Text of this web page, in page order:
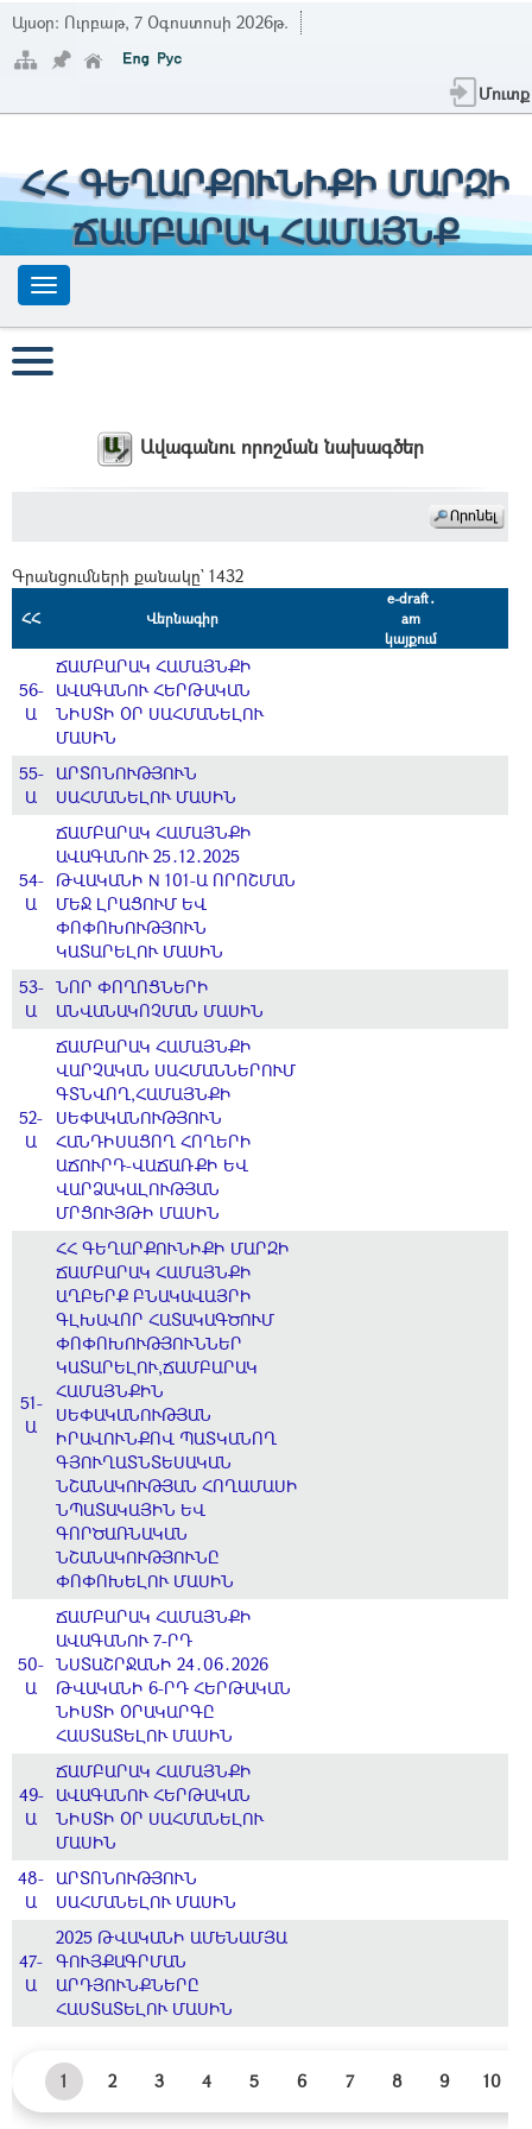
Այսօր: Ուրբաթ, 7 Օգոստոսի 2026թ.
Մուտք
ՀՀ ԳԵՂԱՐՔՈՒՆԻՔԻ ՄԱՐԶԻ
ՃԱՄԲԱՐԱԿ ՀԱՄԱՅՆՔ
Ավագանու որոշման նախագծեր
Գրանցումների քանակը` 1432
ՀՀ Վերնագիր
e-draft․
am
կայքում
56-
Ա
ՃԱՄԲԱՐԱԿ ՀԱՄԱՅՆՔԻ
ԱՎԱԳԱՆՈՒ ՀԵՐԹԱԿԱՆ
ՆԻՍՏԻ ՕՐ ՍԱՀՄԱՆԵԼՈՒ
ՄԱՍԻՆ
55-
Ա
ԱՐՏՈՆՈՒԹՅՈՒՆ
ՍԱՀՄԱՆԵԼՈՒ ՄԱՍԻՆ
54-
Ա
ՃԱՄԲԱՐԱԿ ՀԱՄԱՅՆՔԻ
ԱՎԱԳԱՆՈՒ 25․12․2025
ԹՎԱԿԱՆԻ N 101-Ա ՈՐՈՇՄԱՆ
ՄԵՋ ԼՐԱՑՈՒՄ ԵՎ
ՓՈՓՈԽՈՒԹՅՈՒՆ
ԿԱՏԱՐԵԼՈՒ ՄԱՍԻՆ
53-
Ա
ՆՈՐ ՓՈՂՈՑՆԵՐԻ
ԱՆՎԱՆԱԿՈՉՄԱՆ ՄԱՍԻՆ
52-
Ա
ՃԱՄԲԱՐԱԿ ՀԱՄԱՅՆՔԻ
ՎԱՐՉԱԿԱՆ ՍԱՀՄԱՆՆԵՐՈՒՄ
ԳՏՆՎՈՂ,ՀԱՄԱՅՆՔԻ
ՍԵՓԱԿԱՆՈՒԹՅՈՒՆ
ՀԱՆԴԻՍԱՑՈՂ ՀՈՂԵՐԻ
ԱՃՈՒՐԴ-ՎԱՃԱՌՔԻ ԵՎ
ՎԱՐՁԱԿԱԼՈՒԹՅԱՆ
ՄՐՑՈՒՅԹԻ ՄԱՍԻՆ
51-
Ա
ՀՀ ԳԵՂԱՐՔՈՒՆԻՔԻ ՄԱՐԶԻ
ՃԱՄԲԱՐԱԿ ՀԱՄԱՅՆՔԻ
ԱՂԲԵՐՔ ԲՆԱԿԱՎԱՅՐԻ
ԳԼԽԱՎՈՐ ՀԱՏԱԿԱԳԾՈՒՄ
ՓՈՓՈԽՈՒԹՅՈՒՆՆԵՐ
ԿԱՏԱՐԵԼՈՒ,ՃԱՄԲԱՐԱԿ
ՀԱՄԱՅՆՔԻՆ
ՍԵՓԱԿԱՆՈՒԹՅԱՆ
ԻՐԱՎՈՒՆՔՈՎ ՊԱՏԿԱՆՈՂ
ԳՅՈՒՂԱՏՆՏԵՍԱԿԱՆ
ՆՇԱՆԱԿՈՒԹՅԱՆ ՀՈՂԱՄԱՍԻ
ՆՊԱՏԱԿԱՅԻՆ ԵՎ
ԳՈՐԾԱՌՆԱԿԱՆ
ՆՇԱՆԱԿՈՒԹՅՈՒՆԸ
ՓՈՓՈԽԵԼՈՒ ՄԱՍԻՆ
50-
Ա
ՃԱՄԲԱՐԱԿ ՀԱՄԱՅՆՔԻ
ԱՎԱԳԱՆՈՒ 7-ՐԴ
ՆՍՏԱՇՐՋԱՆԻ 24․06․2026
ԹՎԱԿԱՆԻ 6-ՐԴ ՀԵՐԹԱԿԱՆ
ՆԻՍՏԻ ՕՐԱԿԱՐԳԸ
ՀԱՍՏԱՏԵԼՈՒ ՄԱՍԻՆ
49-
Ա
ՃԱՄԲԱՐԱԿ ՀԱՄԱՅՆՔԻ
ԱՎԱԳԱՆՈՒ ՀԵՐԹԱԿԱՆ
ՆԻՍՏԻ ՕՐ ՍԱՀՄԱՆԵԼՈՒ
ՄԱՍԻՆ
48-
Ա
ԱՐՏՈՆՈՒԹՅՈՒՆ
ՍԱՀՄԱՆԵԼՈՒ ՄԱՍԻՆ
47-
Ա
2025 ԹՎԱԿԱՆԻ ԱՄԵՆԱՄՅԱ
ԳՈՒՅՔԱԳՐՄԱՆ
ԱՐԴՅՈՒՆՔՆԵՐԸ
ՀԱՍՏԱՏԵԼՈՒ ՄԱՍԻՆ
1 2 3 4 5 6 7 8 9 10